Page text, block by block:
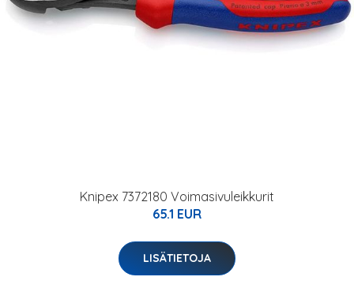
Knipex 7372180 Voimasivuleikkurit
65.1 EUR
LISÄTIETOJA